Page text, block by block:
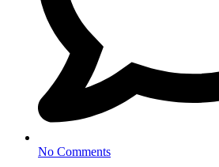
No Comments